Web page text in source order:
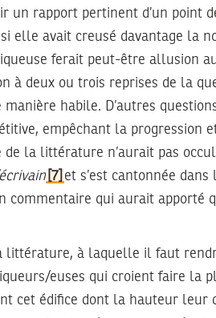
un rapport pertinent d’un point
elle avait creusé davantage la
ferait peut-être allusion
à deux ou trois reprises de la
habile. D’autres
empêchant la progression
de la littérature n’aurait pas
[7] et s’est cantonnée
commentaire qui aurait apporté
littérature, à laquelle il faut
euses qui croient faire la
cet édifice dont la hauteur leur